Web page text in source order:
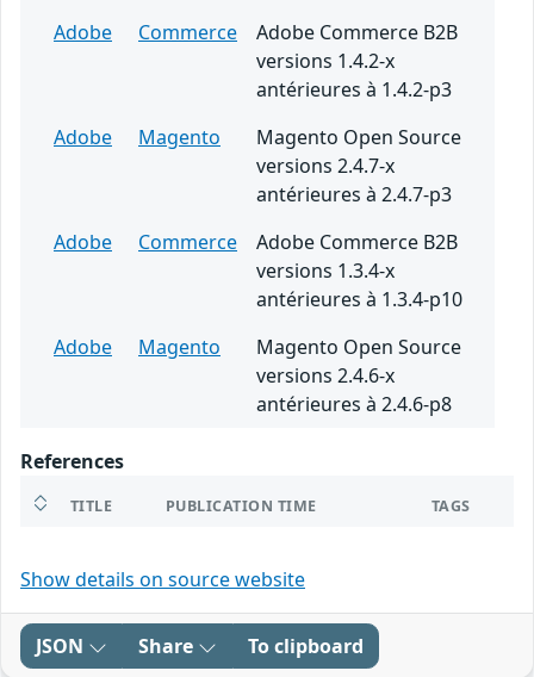
Adobe
Commerce
Adobe Commerce B2B
versions 1.4.2-x
antérieures à 1.4.2-p3
Adobe
Magento
Magento Open Source
versions 2.4.7-x
antérieures à 2.4.7-p3
Adobe
Commerce
Adobe Commerce B2B
versions 1.3.4-x
antérieures à 1.3.4-p10
Adobe
Magento
Magento Open Source
versions 2.4.6-x
antérieures à 2.4.6-p8
References
TITLE PUBLICATION TIME TAGS
Show details on source website
JSON Share To clipboard